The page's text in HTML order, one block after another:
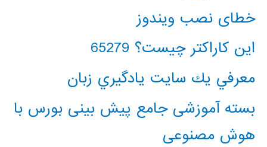
خطای نصب ویندوز
این کاراکتر چیست؟ 65279
معرفي يك سايت يادگيري زبان
بسته آموزشی جامع پیش بینی بورس با
هوش مصنوعی